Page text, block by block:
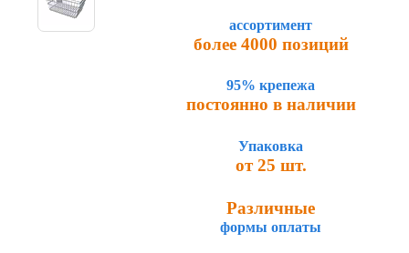
ассортимент
более 4000 позиций
95% крепежа
постоянно в наличии
Упаковка
от 25 шт.
Различные
формы оплаты